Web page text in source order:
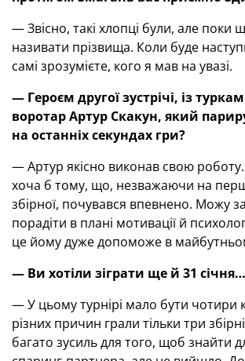
— Звісно, такі хлопці були, але поки
називати прізвища. Коли буде
самі зрозумієте, кого я мав на увазі.
— Героєм другої зустрічі, із
воротар Артур Скакун, який
на останніх секундах гри?
— Артур якісно виконав свою
хоча б тому, що, незважаючи на
збірної, почувався впевнено. Можу
порадіти в плані мотивації й
це йому дуже допоможе в
— Ви хотіли зіграти ще й 31 січня…
— У цьому турнірі мало бути чотири
різних причин грали тільки три
багато зусиль для того, щоб знайти